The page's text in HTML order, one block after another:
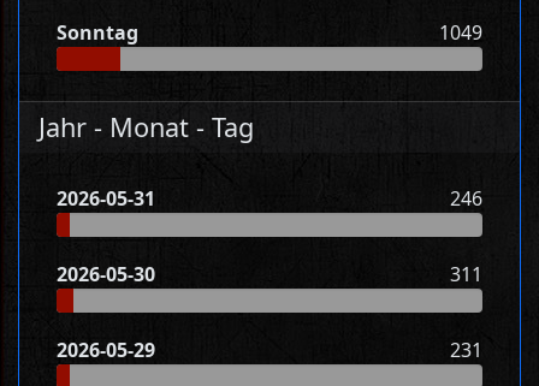
Sonntag 1049
Jahr - Monat - Tag
2026-05-31 246
2026-05-30 311
2026-05-29 231